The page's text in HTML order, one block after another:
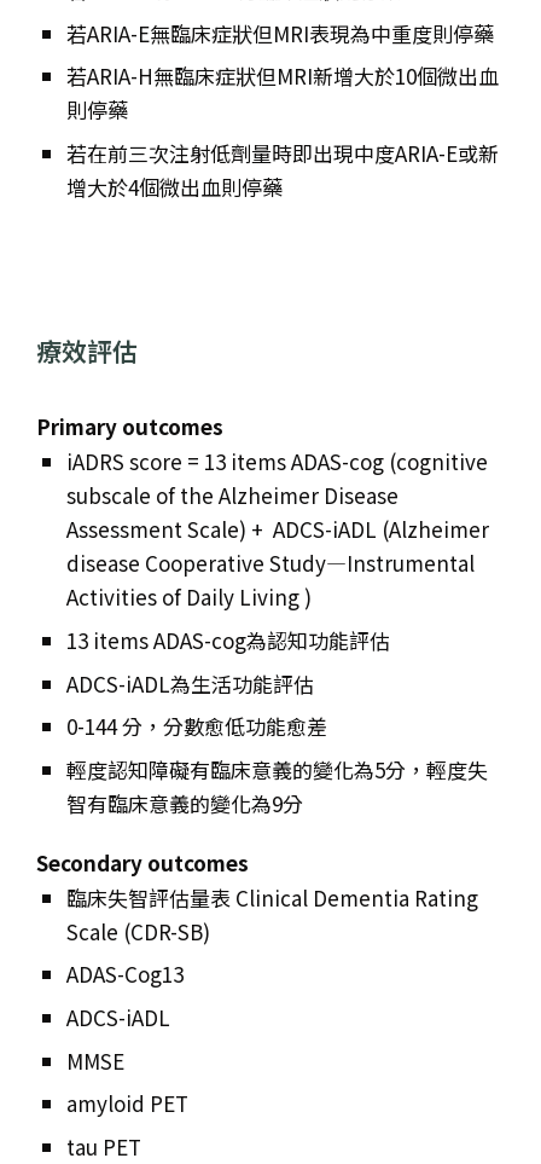
若ARIA-E無臨床症狀但MRI表現為中重度則停藥
若ARIA-H無臨床症狀但MRI新增大於10個微出血
則停藥
若在前三次注射低劑量時即出現中度ARIA-E或新
增大於4個微出血則停藥
療效評估
Primary outcomes
iADRS score = 13 items ADAS-cog (cognitive
subscale of the Alzheimer Disease
Assessment Scale) + ADCS-iADL (Alzheimer
disease Cooperative Study—Instrumental
Activities of Daily Living )
13 items ADAS-cog為認知功能評估
ADCS-iADL為生活功能評估
0-144 分，分數愈低功能愈差
輕度認知障礙有臨床意義的變化為5分，輕度失
智有臨床意義的變化為9分
Secondary outcomes
臨床失智評估量表 Clinical Dementia Rating
Scale (CDR-SB)
ADAS-Cog13
ADCS-iADL
MMSE
amyloid PET
tau PET